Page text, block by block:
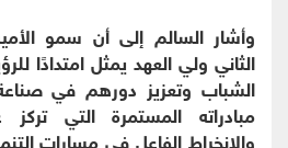
وأشار السالم إلى أن سمو
الثاني ولي العهد يمثل امتدادًا
الشباب وتعزيز دورهم في
مبادراته المستمرة التي تركز
والانخراط الفاعل في مسارات